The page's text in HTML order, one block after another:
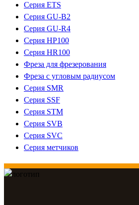
Серия ETS
Серия GU-B2
Серия GU-R4
Серия HP100
Серия HR100
Фреза для фрезерования
Фреза с угловым радиусом
Серия SMR
Серия SSF
Серия STM
Серия SVB
Серия SVC
Серия метчиков